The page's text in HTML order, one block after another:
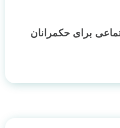
برای حکمرانان